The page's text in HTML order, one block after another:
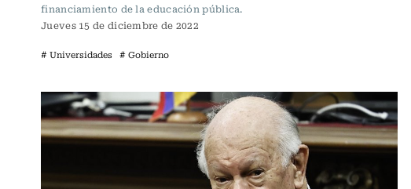
financiamiento de la educación pública.
Jueves 15 de diciembre de 2022
# Universidades # Gobierno